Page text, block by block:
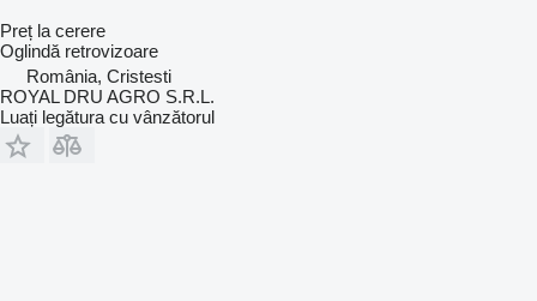
Preț la cerere
Oglindă retrovizoare
România, Cristesti
ROYAL DRU AGRO S.R.L.
Luați legătura cu vânzătorul